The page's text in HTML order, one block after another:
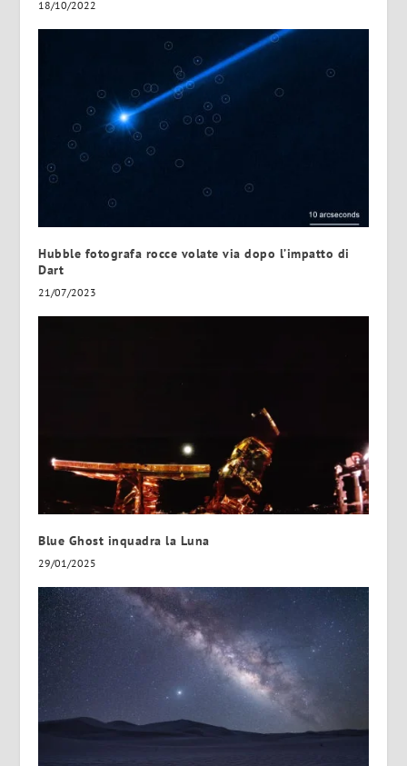
18/10/2022
Hubble fotografa rocce volate via dopo l’impatto di
Dart
21/07/2023
Blue Ghost inquadra la Luna
29/01/2025